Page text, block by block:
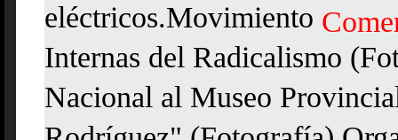
eléctricos.Movimiento
Internas del Radicalismo
Nacional al Museo